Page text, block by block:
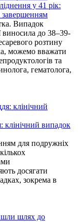
у 41 рік:
завершенням
Випадок
виносила до 38–39-
розтину
можемо вважати
та
гематолога,
клінічний випадок
для подружніх
досягати
зокрема в